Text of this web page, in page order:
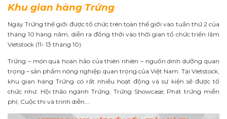
Khu gian hàng Trứng
Ngày Trứng thế giới được tổ chức trên toàn thế giới vào tuần thứ 2 của
tháng 10 hàng năm, diễn ra đồng thời vào thời gian tổ chức triển lãm
Vietstock (11- 13 tháng 10).
Trứng – món quà hoàn hảo của thiên nhiên – nguồn dinh dưỡng quan
trọng – sản phẩm nông nghiệp quan trọng của Việt Nam. Tại Vietstock,
khu gian hàng Trứng có rất nhiều hoạt động và sự kiện sẽ được tổ
chức như: Hội thảo ngành Trứng; Trứng Showcase; Phát trứng miễn
phí; Cuộc thi và trình diễn….